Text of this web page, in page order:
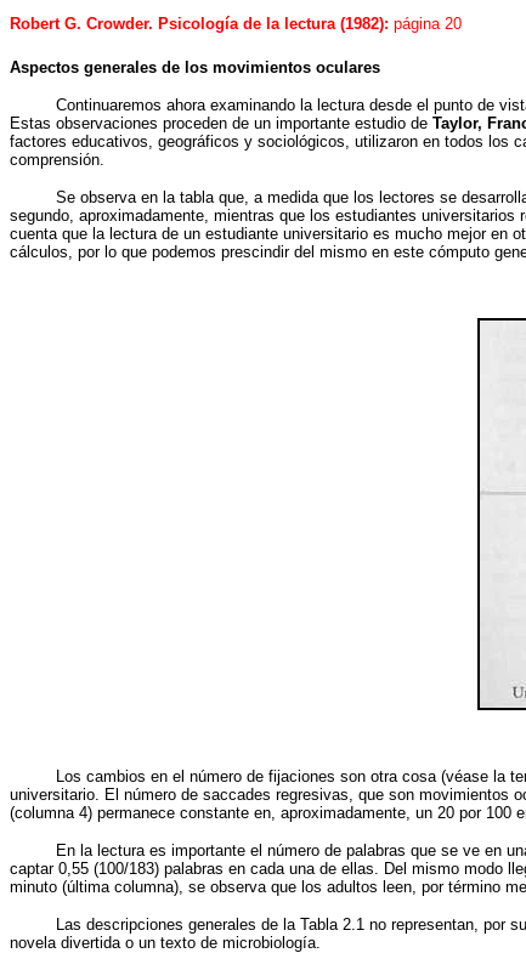
Robert G. Crowder. Psicología de la lectura (1982): página 20
Aspectos generales de los movimientos oculares
Continuaremos ahora examinando la lectura desde el punto de
Estas observaciones proceden de un importante estudio de Taylor,
factores educativos, geográficos y sociológicos, utilizaron en todos los
comprensión.
Se observa en la tabla que, a medida que los lectores se
segundo, aproximadamente, mientras que los estudiantes
cuenta que la lectura de un estudiante universitario es mucho mejor en
cálculos, por lo que podemos prescindir del mismo en este cómputo
Los cambios en el número de fijaciones son otra cosa (véase la
universitario. El número de saccades regresivas, que son movimientos
(columna 4) permanece constante en, aproximadamente, un 20 por 100
En la lectura es importante el número de palabras que se ve en
captar 0,55 (100/183) palabras en cada una de ellas. Del mismo modo
minuto (última columna), se observa que los adultos leen, por término
Las descripciones generales de la Tabla 2.1 no representan,
novela divertida o un texto de microbiología.